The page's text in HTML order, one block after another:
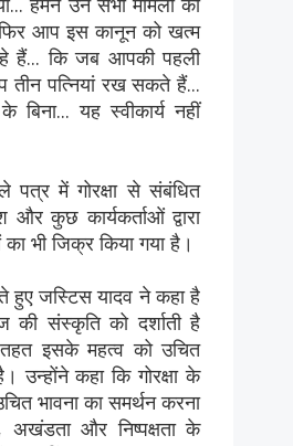
आप इस कानून को खत्म
हैं... कि जब आपकी पहली
तीन पत्नियां रख सकते हैं...
बिना... यह स्वीकार्य नहीं
पत्र में गोरक्षा से संबंधित
कुछ कार्यकर्ताओं द्वारा
का भी जिक्र किया गया है।
हुए जस्टिस यादव ने कहा है
की संस्कृति को दर्शाती है
इसके महत्व को उचित
उन्होंने कहा कि गोरक्षा के
भावना का समर्थन करना
अखंडता और निष्पक्षता के